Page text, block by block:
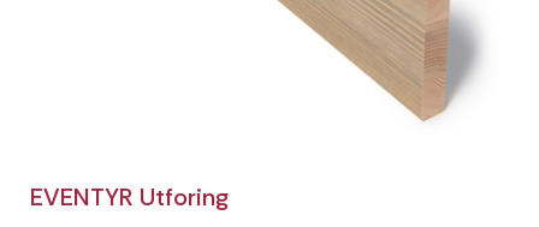
EVENTYR Utforing